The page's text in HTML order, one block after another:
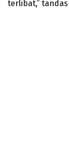
terlibat,”